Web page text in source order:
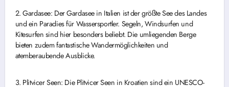
2. Gardasee: Der Gardasee in Italien ist der größte See des Landes
und ein Paradies für Wassersportler. Segeln, Windsurfen und
Kitesurfen sind hier besonders beliebt. Die umliegenden Berge
bieten zudem fantastische Wandermöglichkeiten und
atemberaubende Ausblicke.
3. Plitvicer Seen: Die Plitvicer Seen in Kroatien sind ein UNESCO-